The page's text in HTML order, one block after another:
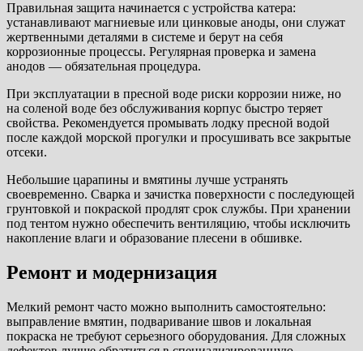
Правильная защита начинается с устройства катера:
устанавливают магниевые или цинковые аноды, они служат
жертвенными деталями в системе и берут на себя
коррозионные процессы. Регулярная проверка и замена
анодов — обязательная процедура.
При эксплуатации в пресной воде риски коррозии ниже, но
на соленой воде без обслуживания корпус быстро теряет
свойства. Рекомендуется промывать лодку пресной водой
после каждой морской прогулки и просушивать все закрытые
отсеки.
Небольшие царапины и вмятины лучше устранять
своевременно. Сварка и зачистка поверхности с последующей
грунтовкой и покраской продлят срок службы. При хранении
под тентом нужно обеспечить вентиляцию, чтобы исключить
накопление влаги и образование плесени в обшивке.
Ремонт и модернизация
Мелкий ремонт часто можно выполнить самостоятельно:
выправление вмятин, подваривание швов и локальная
покраска не требуют серьезного оборудования. Для сложных